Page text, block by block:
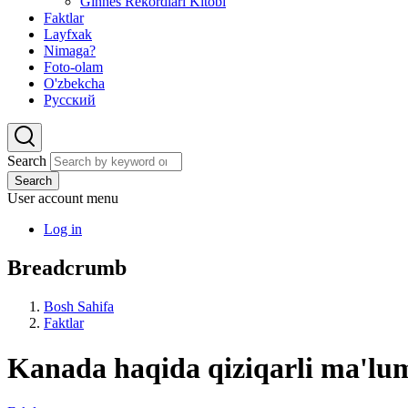
Faktlar
Layfxak
Nimaga?
Foto-olam
O'zbekcha
Русский
Search
Search
User account menu
Log in
Breadcrumb
Bosh Sahifa
Faktlar
Kanada haqida qiziqarli